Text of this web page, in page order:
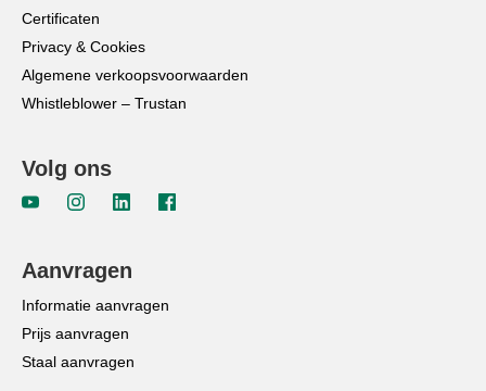
Certificaten
Privacy & Cookies
Algemene verkoopsvoorwaarden
Whistleblower – Trustan
Volg ons
Aanvragen
Informatie aanvragen
Prijs aanvragen
Staal aanvragen